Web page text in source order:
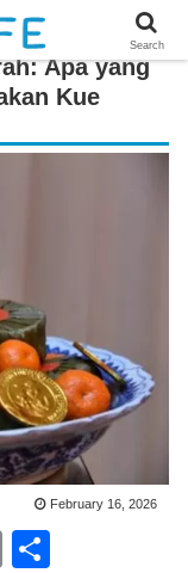
Apa yang
Kue
February 16, 2026
C
Search